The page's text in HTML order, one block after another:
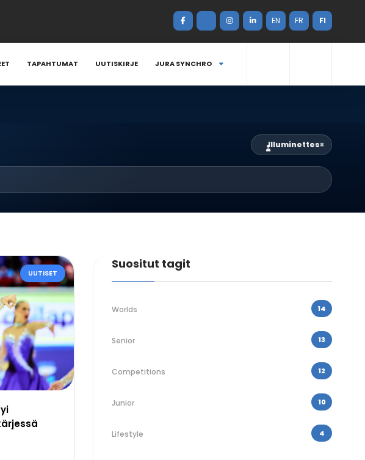
EN FR FI
TAPAHTUMAT UUTISKIRJE JURA SYNCHRO
Illuminettes×
UUTISET
Suositut tagit
Worlds 14
Senior 13
Competitions 12
Junior 10
Lifestyle 4